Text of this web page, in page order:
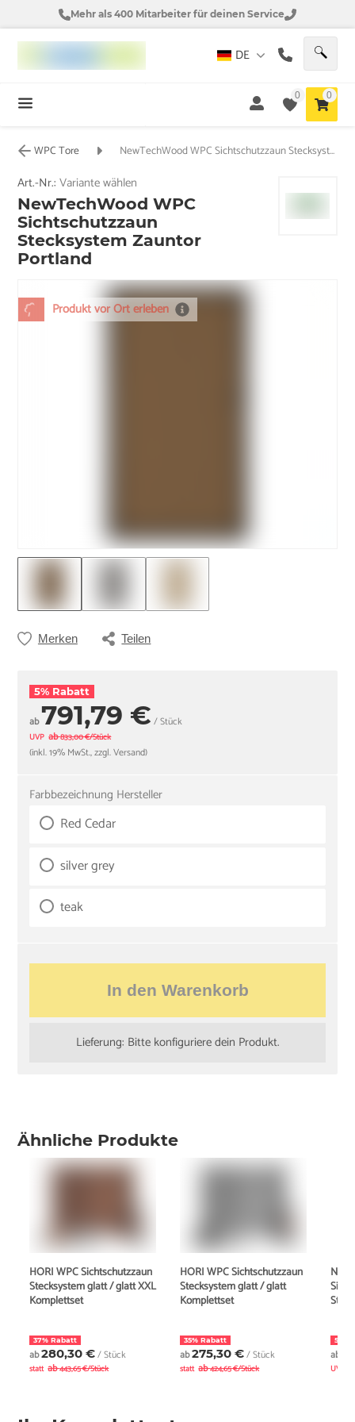
Mehr als 400 Mitarbeiter für deinen Service
DE
0 0
WPC Tore NewTechWood WPC Sichtschutzzaun Stecksystem Zauntor Portland
Produkt vor Ort erleben
Art.-Nr.:Variante wählen
NewTechWood WPC
Sichtschutzzaun
Stecksystem Zauntor
Portland
Merken Teilen
5% Rabatt
ab791,79 € / Stück
UVP ab833,00 €/Stück
(inkl. 19% MwSt., zzgl. Versand)
Farbbezeichnung Hersteller
Red Cedar
silver grey
teak
In den Warenkorb
Lieferung: Bitte konfiguriere dein Produkt.
Ähnliche Produkte
HORI WPC Sichtschutzzaun
Stecksystem glatt / glatt XXL
Komplettset
37% Rabatt
ab280,30 €/ Stück
statt ab443,65 €/Stück
HORI WPC Sichtschutzzaun
Stecksystem glatt / glatt
Komplettset
35% Rabatt
ab275,30 €/ Stück
statt ab424,65 €/Stück
5%
ab
UVP